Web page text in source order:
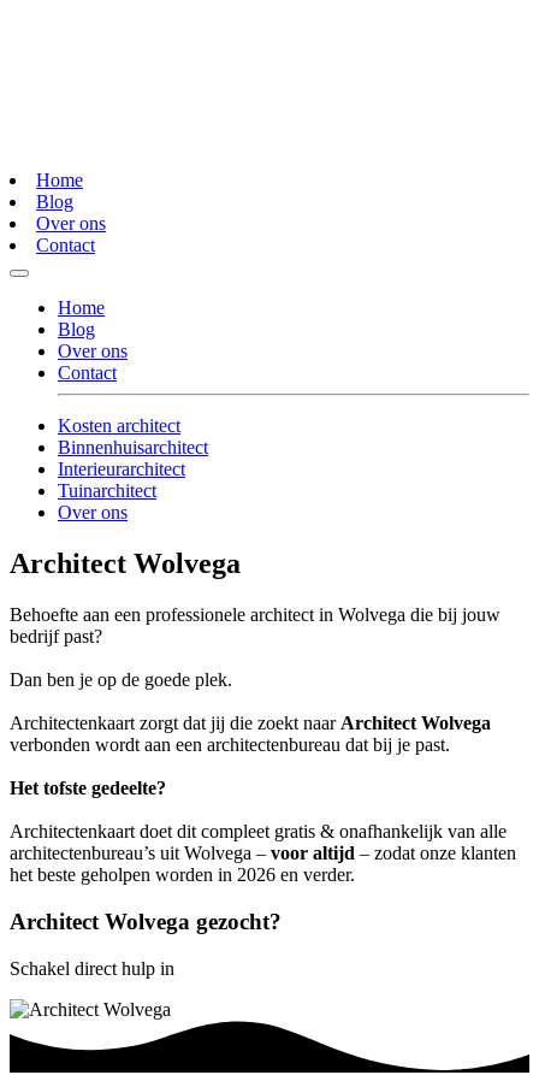
Home
Blog
Over ons
Contact
Home
Blog
Over ons
Contact
Kosten architect
Binnenhuisarchitect
Interieurarchitect
Tuinarchitect
Over ons
Architect Wolvega
Behoefte aan een professionele architect in Wolvega die bij jouw
bedrijf past?
Dan ben je op de goede plek.
Architectenkaart zorgt dat jij die zoekt naar Architect Wolvega
verbonden wordt aan een architectenbureau dat bij je past.
Het tofste gedeelte?
Architectenkaart doet dit compleet gratis & onafhankelijk van alle
architectenbureau’s uit Wolvega – voor altijd – zodat onze klanten
het beste geholpen worden in 2026 en verder.
Architect Wolvega gezocht?
Schakel direct hulp in